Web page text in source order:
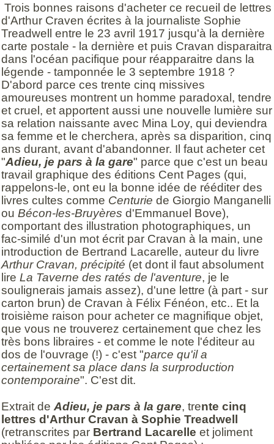
Trois bonnes raisons d'acheter ce recueil de lettres
d'Arthur Craven écrites à la journaliste Sophie
Treadwell entre le 23 avril 1917 jusqu'à la dernière
carte postale - la dernière et puis Cravan disparaitra
dans l'océan pacifique pour réapparaitre dans la
légende - tamponnée le 3 septembre 1918 ?
D'abord parce ces trente cinq missives
amoureuses montrent un homme paradoxal, tendre
et cruel, et apportent aussi une nouvelle lumière sur
sa relation naissante avec Mina Loy, qui deviendra
sa femme et le cherchera, après sa disparition, cinq
ans durant, avant d'abandonner. Il faut acheter cet
"Adieu, je pars à la gare" parce que c'est un beau
travail graphique des éditions Cent Pages (qui,
rappelons-le, ont eu la bonne idée de rééditer des
livres cultes comme Centurie de Giorgio Manganelli
ou Bécon-les-Bruyères d'Emmanuel Bove),
comportant des illustration photographiques, un
fac-similé d'un mot écrit par Cravan à la main, une
introduction de Bertrand Lacarelle, auteur du livre
Arthur Cravan, précipité (et dont il faut absolument
lire La Taverne des ratés de l'aventure, je le
soulignerais jamais assez), d'une lettre (à part - sur
carton brun) de Cravan à Félix Fénéon, etc.. Et la
troisième raison pour acheter ce magnifique objet,
que vous ne trouverez certainement que chez les
très bons libraires - et comme le note l'éditeur au
dos de l'ouvrage (!) - c'est "parce qu'il a
certainement sa place dans la surproduction
contemporaine". C'est dit.
Extrait de Adieu, je pars à la gare, trente cinq
lettres d'Arthur Cravan à Sophie Treadwell
(retranscrites par Bertrand Lacarelle et joliment